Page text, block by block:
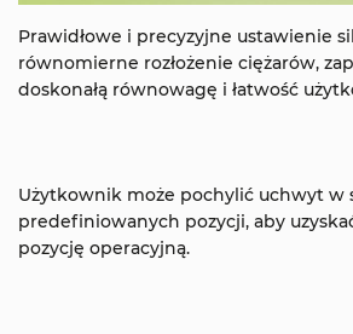
Prawidłowe i precyzyjne ustawienie
równomierne rozłożenie ciężarów,
doskonałą równowagę i łatwość
Użytkownik może pochylić uchwyt w
predefiniowanych pozycji, aby
pozycję operacyjną.